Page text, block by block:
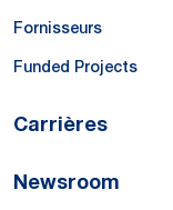
Fornisseurs
Funded Projects
Carrières
Newsroom